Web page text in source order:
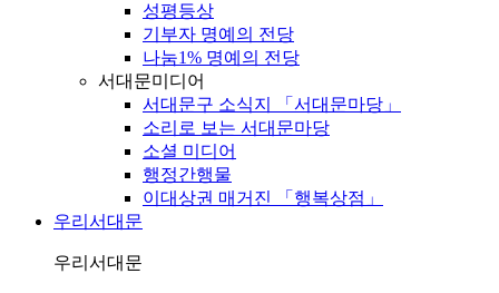
성평등상
기부자 명예의 전당
나눔1% 명예의 전당
서대문미디어
서대문구 소식지 「서대문마당」
소리로 보는 서대문마당
소셜 미디어
행정간행물
이대상권 매거진 「행복상점」
우리서대문
우리서대문